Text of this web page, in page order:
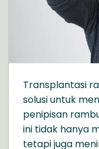
Transplantasi
solusi untuk
penipisan
ini tidak hanya
tetapi juga